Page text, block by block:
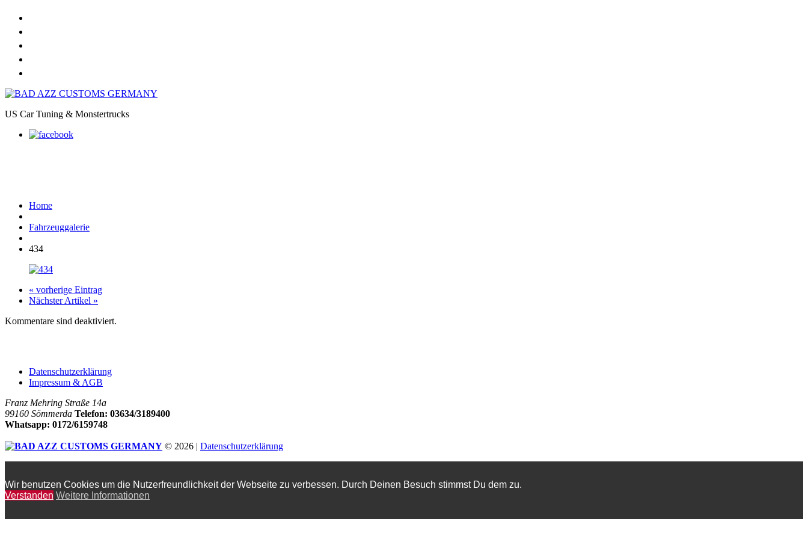
US Car Tuning & Monstertrucks
Home
Fahrzeuggalerie
434
« vorherige Eintrag
Nächster Artikel »
Kommentare sind deaktiviert.
Datenschutzerklärung
Impressum & AGB
Franz Mehring Straße 14a
99160 Sömmerda Telefon: 03634/3189400
Whatsapp: 0172/6159748
© 2026 | Datenschutzerklärung
Wir benutzen Cookies um die Nutzerfreundlichkeit der Webseite zu verbessen. Durch Deinen Besuch stimmst Du dem zu.
Verstanden Weitere Informationen